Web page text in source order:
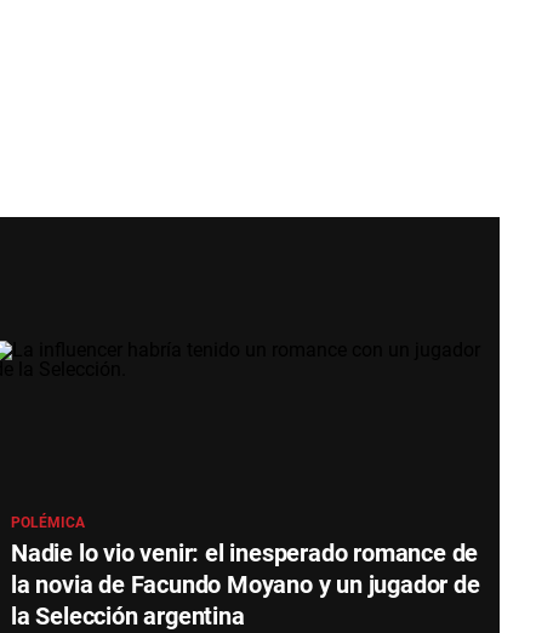
POLÉMICA
Nadie lo vio venir: el inesperado romance de
la novia de Facundo Moyano y un jugador de
la Selección argentina